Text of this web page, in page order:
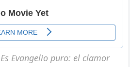
Evangelio puro: el clamor